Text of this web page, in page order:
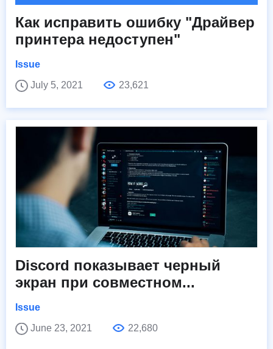
Как исправить ошибку "Драйвер
принтера недоступен"
Issue
July 5, 2021
23,621
Discord показывает черный
экран при совместном...
Issue
June 23, 2021
22,680